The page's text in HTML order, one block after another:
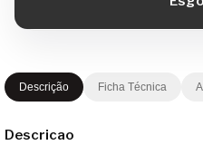
Descrição Ficha Técnica
Descricao